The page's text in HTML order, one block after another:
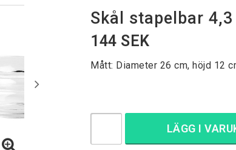
Skål stapelbar 4,3
144 SEK
Mått: Diameter 26 cm, höjd 12
LÄGG I